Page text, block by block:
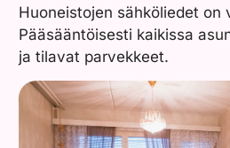
Huoneistojen sähköliedet on
Pääsääntöisesti kaikissa
ja tilavat parvekkeet.